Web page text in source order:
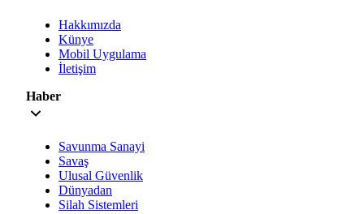
Hakkımızda
Künye
Mobil Uygulama
İletişim
Haber
Savunma Sanayi
Savaş
Ulusal Güvenlik
Dünyadan
Silah Sistemleri